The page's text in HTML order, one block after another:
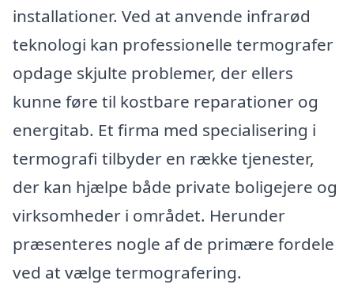
installationer. Ved at anvende infrarød
teknologi kan professionelle termografer
opdage skjulte problemer, der ellers
kunne føre til kostbare reparationer og
energitab. Et firma med specialisering i
termografi tilbyder en række tjenester,
der kan hjælpe både private boligejere og
virksomheder i området. Herunder
præsenteres nogle af de primære fordele
ved at vælge termografering.